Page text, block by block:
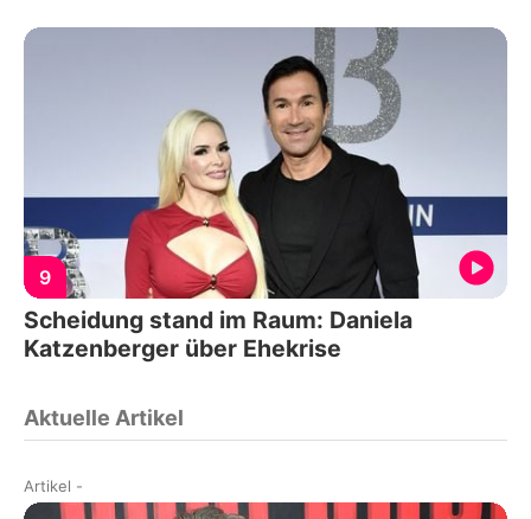
9
Scheidung stand im Raum: Daniela
Katzenberger über Ehekrise
Aktuelle Artikel
Artikel -